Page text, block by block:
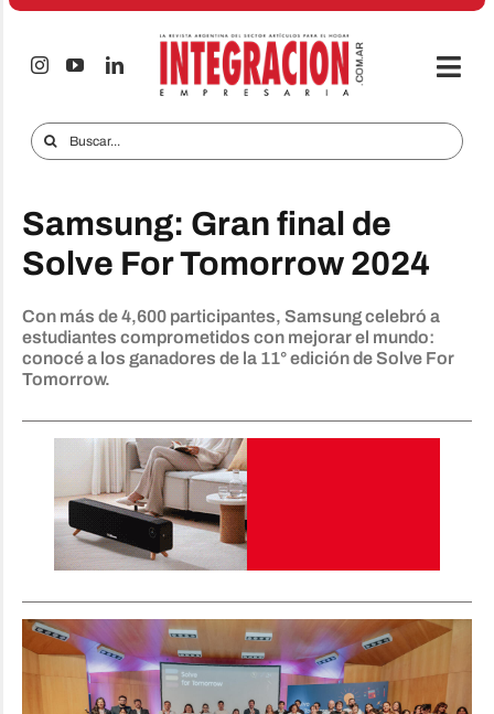
Saltar
Audio & TV
iTECNO
Celulares
Informes Especiales
Buscar:
Samsung: Gran final de
Solve For Tomorrow 2024
Con más de 4,600 participantes, Samsung celebró a
estudiantes comprometidos con mejorar el mundo:
conocé a los ganadores de la 11° edición de Solve For
Tomorrow.